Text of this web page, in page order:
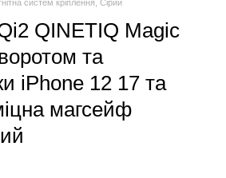
систем кріплення, Сірий
QINETIQ Magic
та
iPhone 12 17 та
магсейф